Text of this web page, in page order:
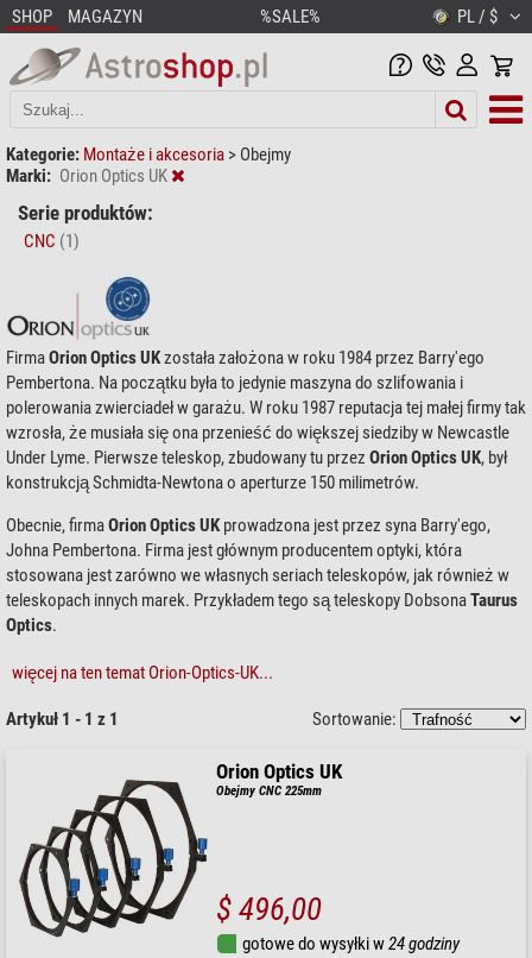
SHOP MAGAZYN %SALE% PL / $
Kategorie: Montaże i akcesoria > Obejmy
Marki: Orion Optics UK
Serie produktów:
CNC (1)
FirmaOrion Optics UKzostała założona w roku 1984 przez Barry'ego
Pembertona. Na początku była to jedynie maszyna do szlifowania i
polerowania zwierciadeł w garażu. W roku 1987 reputacja tej małej firmy tak
wzrosła, że musiała się ona przenieść do większej siedziby w Newcastle
Under Lyme. Pierwsze teleskop, zbudowany tu przez Orion Optics UK, był
konstrukcją Schmidta-Newtona o aperturze 150 milimetrów.
Obecnie, firmaOrion Optics UK prowadzona jest przez syna Barry'ego,
Johna Pembertona. Firma jest głównym producentem optyki, która
stosowana jest zarówno we własnych seriach teleskopów, jak również w
teleskopach innych marek. Przykładem tego są teleskopy DobsonaTaurus
Optics.
więcej na ten temat Orion-Optics-UK...
Artykuł 1 - 1 z 1 Sortowanie:
Orion Optics UK
Obejmy CNC 225mm
$ 496,00
gotowe do wysyłki w24 godziny